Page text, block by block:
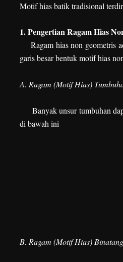
Motif hias batik tradisional
1. Pengertian Ragam Hias
Ragam hias non geometris
garis besar bentuk motif hias
A. Ragam (Motif Hias)
Banyak unsur tumbuhan
di bawah ini
B. Ragam (Motif Hias) Binatang